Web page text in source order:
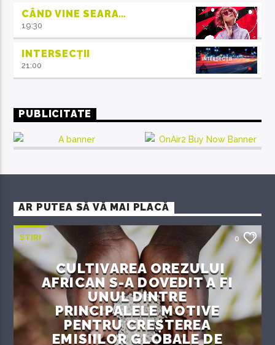
CÂND VINE SEARA…
19:30
INTERSECȚII
21:00
PUBLICITATE
AR PUTEA SĂ VĂ MAI PLACĂ
ȘTIRI 0
CULTIVAREA OREZULUI
AFRICAN S-A DOVEDIT A FI
UNUL DINTRE
PRINCIPALELE MOTIVE
PENTRU CREȘTEREA
EMISIILOR GLOBALE DE